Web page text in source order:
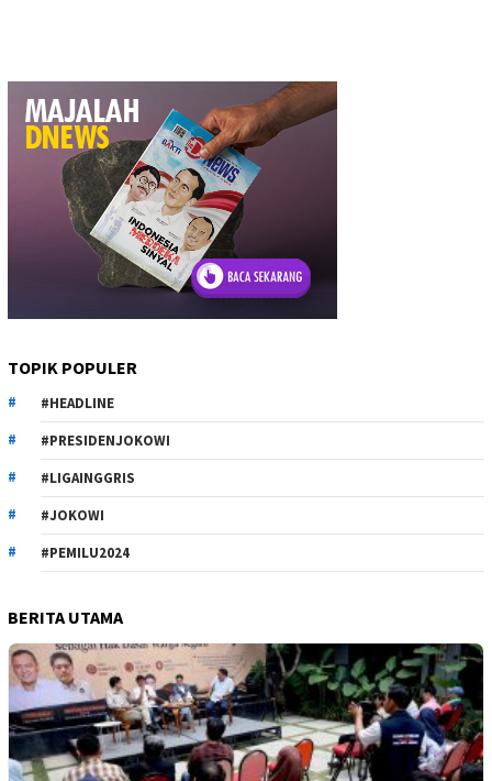
TOPIK POPULER
#HEADLINE
#PRESIDENJOKOWI
#LIGAINGGRIS
#JOKOWI
#PEMILU2024
BERITA UTAMA